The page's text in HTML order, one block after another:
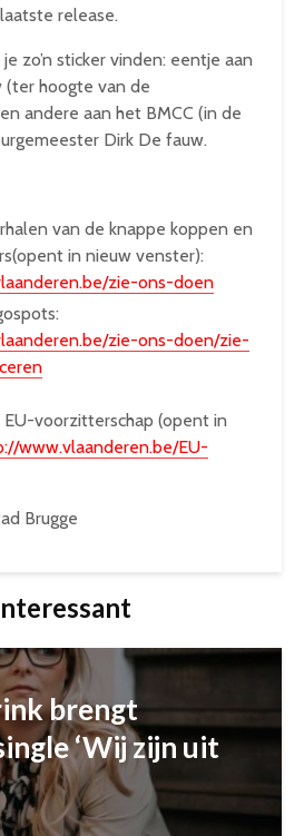
release.
je zo’n sticker vinden: eentje aan
(ter hoogte van de
andere aan het BMCC (in de
Dirk De fauw.
van de knappe koppen en
in nieuw venster):
zie-ons-doen
zie-ons-doen/zie-
voorzitterschap (opent in
www.vlaanderen.be/EU-
Brugge
brengt
‘Wij zijn uit